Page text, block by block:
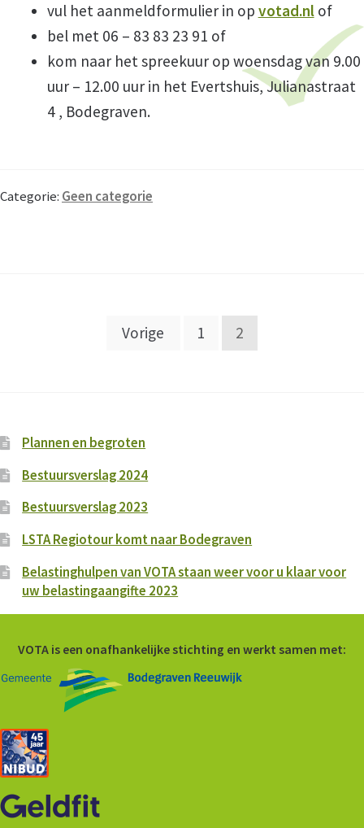
vul het aanmeldformulier in op votad.nlof
bel met 06 – 83 83 23 91 of
kom naar het spreekuur op woensdag van 9.00
uur – 12.00 uur in het Evertshuis, Julianastraat
4 , Bodegraven.
Categorie: Geen categorie
Vorige 1 2
Plannen en begroten
Bestuursverslag 2024
Bestuursverslag 2023
LSTA Regiotour komt naar Bodegraven
Belastinghulpen van VOTA staan weer voor u klaar voor
uw belastingaangifte 2023
VOTA is een onafhankelijke stichting en werkt samen met: